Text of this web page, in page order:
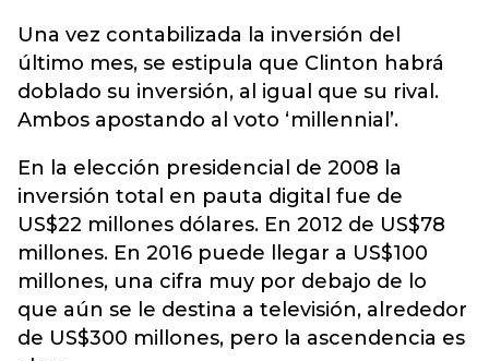
Una vez contabilizada la inversión del
último mes, se estipula que Clinton habrá
doblado su inversión, al igual que su rival.
Ambos apostando al voto ‘millennial’.
En la elección presidencial de 2008 la
inversión total en pauta digital fue de
US$22 millones dólares. En 2012 de US$78
millones. En 2016 puede llegar a US$100
millones, una cifra muy por debajo de lo
que aún se le destina a televisión, alrededor
de US$300 millones, pero la ascendencia es